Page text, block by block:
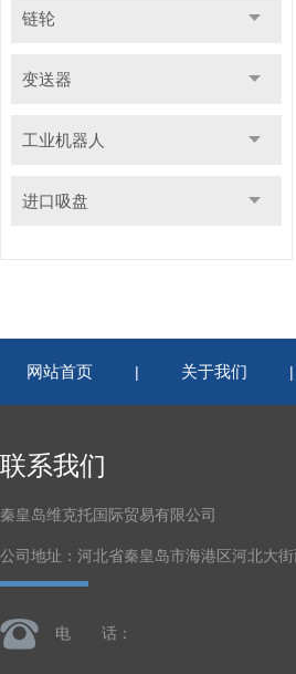
链轮
变送器
工业机器人
进口吸盘
网站首页 | 关于我们
联系我们
秦皇岛维克托国际贸易有限公司
公司地址：河北省秦皇岛市海港区河北大
电 话：